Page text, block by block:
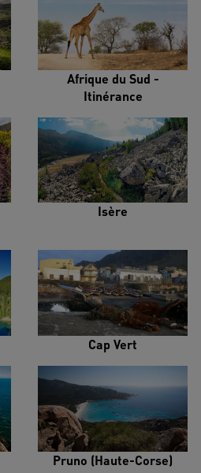
Afrique du Sud -
Itinérance
Isère
Cap Vert
Pruno (Haute-Corse)